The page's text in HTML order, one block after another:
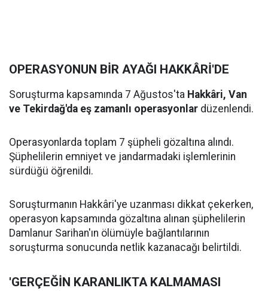
OPERASYONUN BİR AYAĞI HAKKÂRİ'DE
Soruşturma kapsamında 7 Ağustos'ta Hakkâri, Van
ve Tekirdağ'da eş zamanlı operasyonlar düzenlendi.
Operasyonlarda toplam 7 şüpheli gözaltına alındı.
Şüphelilerin emniyet ve jandarmadaki işlemlerinin
sürdüğü öğrenildi.
Soruşturmanın Hakkâri'ye uzanması dikkat çekerken,
operasyon kapsamında gözaltına alınan şüphelilerin
Damlanur Sarihan'ın ölümüyle bağlantılarının
soruşturma sonucunda netlik kazanacağı belirtildi.
'GERÇEĞİN KARANLIKTA KALMAMASI